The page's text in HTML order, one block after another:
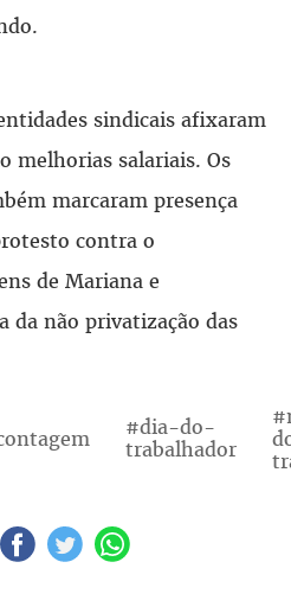
sindicais afixaram
melhorias salariais. Os
marcaram presença
contra o
de Mariana e
da não privatização das
#dia-do-
trabalhador